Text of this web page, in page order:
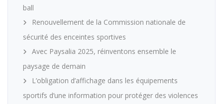
ball
Renouvellement de la Commission nationale de
sécurité des enceintes sportives
Avec Paysalia 2025, réinventons ensemble le
paysage de demain
L’obligation d’affichage dans les équipements
sportifs d’une information pour protéger des violences